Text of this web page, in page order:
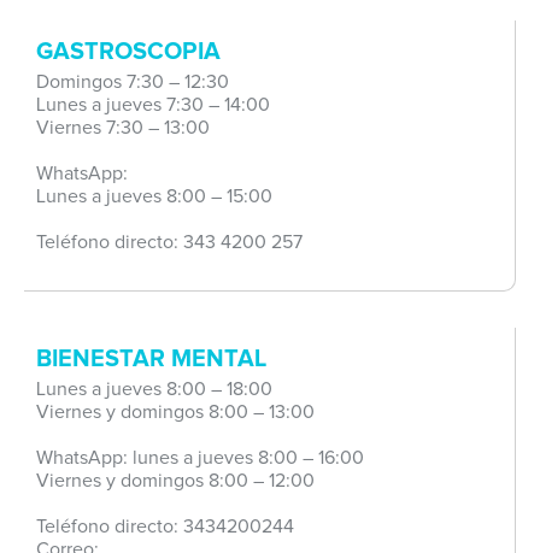
GASTROSCOPIA
Domingos 7:30 – 12:30
Lunes a jueves 7:30 – 14:00
Viernes 7:30 – 13:00
WhatsApp:
Lunes a jueves 8:00 – 15:00
Teléfono directo: 343 4200 257
BIENESTAR MENTAL
Lunes a jueves 8:00 – 18:00
Viernes y domingos 8:00 – 13:00
WhatsApp: lunes a jueves 8:00 – 16:00
Viernes y domingos 8:00 – 12:00
Teléfono directo: 3434200244